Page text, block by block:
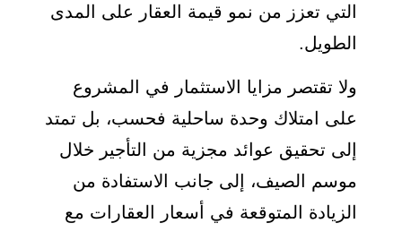
التي تعزز من نمو قيمة العقار على المدى
الطويل.
ولا تقتصر مزايا الاستثمار في المشروع
على امتلاك وحدة ساحلية فحسب، بل تمتد
إلى تحقيق عوائد مجزية من التأجير خلال
موسم الصيف، إلى جانب الاستفادة من
الزيادة المتوقعة في أسعار العقارات مع